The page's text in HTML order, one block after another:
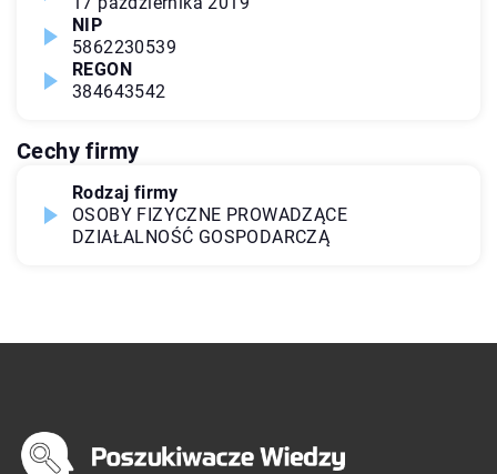
NIP
5862230539
REGON
384643542
Cechy firmy
Rodzaj firmy
OSOBY FIZYCZNE PROWADZĄCE
DZIAŁALNOŚĆ GOSPODARCZĄ